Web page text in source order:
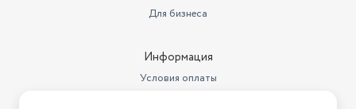
Для бизнеса
Информация
Условия оплаты